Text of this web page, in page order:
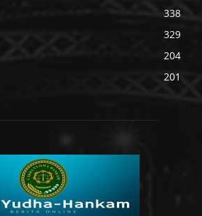
338
329
204
201